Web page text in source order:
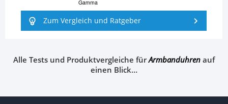
Gamma
Zum Vergleich und Ratgeber
Alle Tests und Produktvergleiche fürArmbanduhrenauf
einen Blick…